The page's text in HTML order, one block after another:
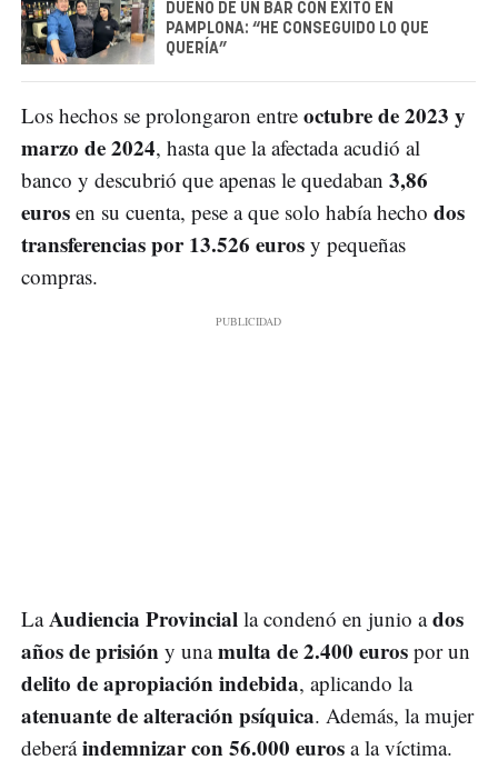
DUEÑO DE UN BAR CON ÉXITO EN
PAMPLONA: “HE CONSEGUIDO LO QUE
QUERÍA”
Los hechos se prolongaron entre octubre de 2023 y
marzo de 2024, hasta que la afectada acudió al
banco y descubrió que apenas le quedaban 3,86
euros en su cuenta, pese a que solo había hecho dos
transferencias por 13.526 euros y pequeñas
compras.
LaAudiencia Provincial la condenó en junio ados
años de prisión y unamulta de 2.400 euros por un
delito de apropiación indebida, aplicando la
atenuante de alteración psíquica. Además, la mujer
deberáindemnizar con 56.000 euros a la víctima.